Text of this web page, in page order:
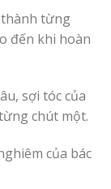
thành từng
đến khi hoàn
sợi tóc của
chút một.
của bác